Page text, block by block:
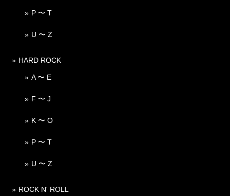
P 〜 T
U 〜 Z
HARD ROCK
A 〜 E
F 〜 J
K 〜 O
P 〜 T
U 〜 Z
ROCK N' ROLL